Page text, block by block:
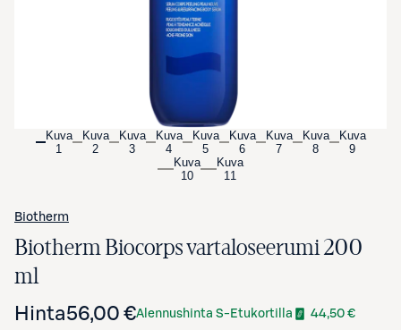
Kuva
1
Kuva
2
Kuva
3
Kuva
4
Kuva
5
Kuva
6
Kuva
7
Kuva
8
Kuva
9
Kuva
10
Kuva
11
Biotherm
Biotherm Biocorps vartaloseerumi 200
ml
Hinta56,00 €Alennushinta S-Etukortilla 44,50 €